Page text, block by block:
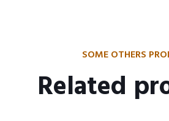
SOME OTHERS
Related